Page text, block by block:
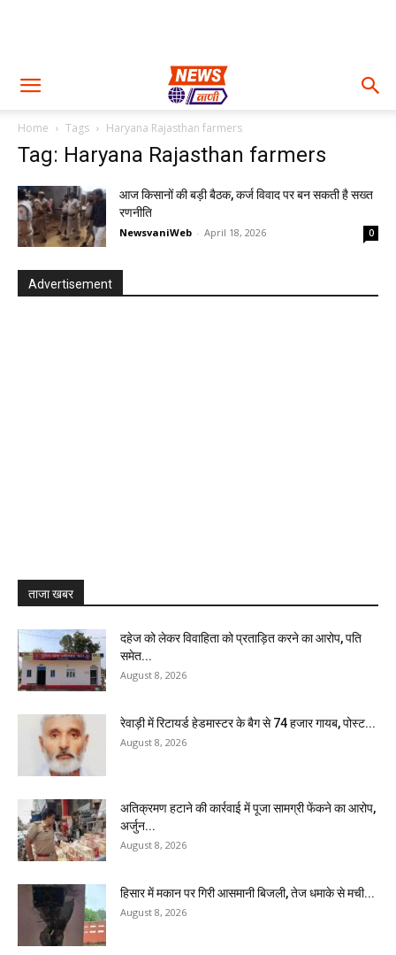
Home Tags Haryana Rajasthan farmers
Tag: Haryana Rajasthan farmers
आज किसानों की बड़ी बैठक, कर्ज विवाद पर बन सकती है सख्त
रणनीति
NewsvaniWeb - April 18, 2026 0
Advertisement
ताजा खबर
दहेज को लेकर विवाहिता को प्रताड़ित करने का आरोप, पति
समेत...
August 8, 2026
रेवाड़ी में रिटायर्ड हेडमास्टर के बैग से ₹74 हजार गायब, पोस्ट...
August 8, 2026
अतिक्रमण हटाने की कार्रवाई में पूजा सामग्री फेंकने का आरोप,
अर्जुन...
August 8, 2026
हिसार में मकान पर गिरी आसमानी बिजली, तेज धमाके से मची...
August 8, 2026